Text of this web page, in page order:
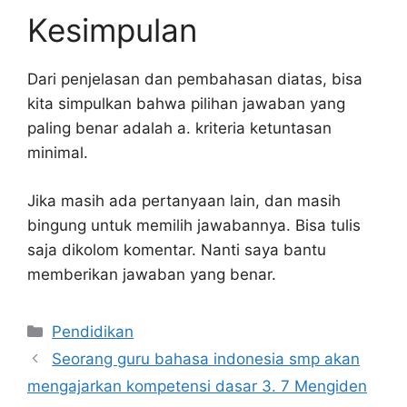
Kesimpulan
Dari penjelasan dan pembahasan diatas, bisa
kita simpulkan bahwa pilihan jawaban yang
paling benar adalah a. kriteria ketuntasan
minimal.
Jika masih ada pertanyaan lain, dan masih
bingung untuk memilih jawabannya. Bisa tulis
saja dikolom komentar. Nanti saya bantu
memberikan jawaban yang benar.
Kategori
Pendidikan
Seorang guru bahasa indonesia smp akan
mengajarkan kompetensi dasar 3. 7 Mengiden